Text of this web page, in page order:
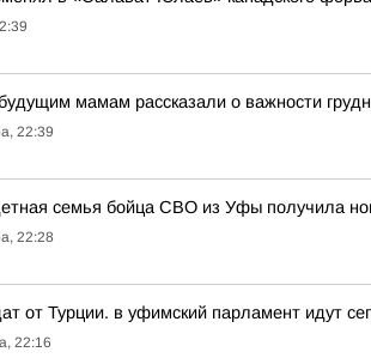
мамам рассказали о важности
22:39
семья бойца СВО из Уфы получила
22:28
от Турции. в уфимский парламент идут
22:16